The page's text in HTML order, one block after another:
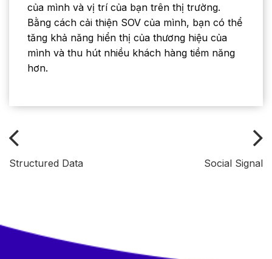
của mình và vị trí của bạn trên thị trường.
Bằng cách cải thiện SOV của mình, bạn có thể
tăng khả năng hiển thị của thương hiệu của
mình và thu hút nhiều khách hàng tiềm năng
hơn.
Structured Data Social Signal